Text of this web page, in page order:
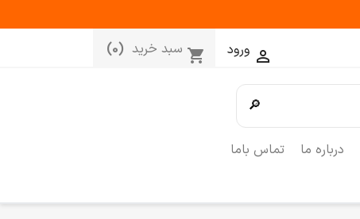
 ورود shopping_cart سبد خرید (0)
🔎
درباره ما تماس باما